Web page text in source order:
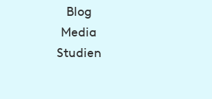
Blog
Media
Studien